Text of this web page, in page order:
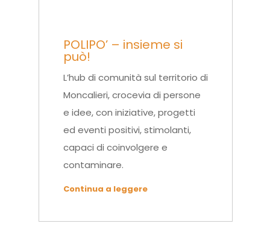
POLIPO’ – insieme si
può!
L’hub di comunità sul territorio di
Moncalieri, crocevia di persone
e idee, con iniziative, progetti
ed eventi positivi, stimolanti,
capaci di coinvolgere e
contaminare.
Continua a leggere